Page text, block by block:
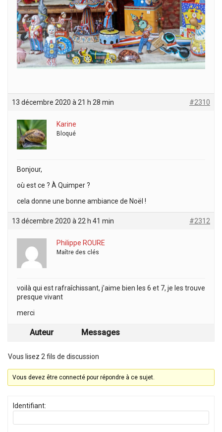
13 décembre 2020 à 21 h 28 min #2310
Karine
Bloqué
Bonjour,
où est ce ? À Quimper ?
cela donne une bonne ambiance de Noël !
13 décembre 2020 à 22 h 41 min #2312
Philippe ROURE
Maître des clés
voilà qui est rafraîchissant, j’aime bien les 6 et 7, je les trouve
presque vivant
merci
Auteur Messages
Vous lisez 2 fils de discussion
Vous devez être connecté pour répondre à ce sujet.
Identifiant: